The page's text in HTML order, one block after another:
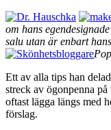
om hans
salu utan är enbart
Ett av alla tips han
streck av ögonpenna
oftast lägga längs med
förslag.